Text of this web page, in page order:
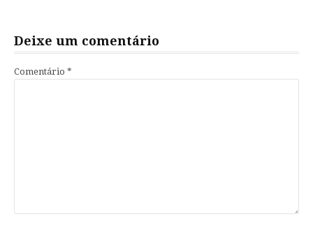
Deixe um comentário
Comentário *